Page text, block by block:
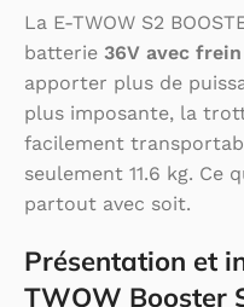
La E-TWOW S2
batterie 36V avec
apporter plus de
plus imposante, la
facilement
seulement 11.6 kg. Ce
partout avec soit.
Présentation et
TWOW Booster